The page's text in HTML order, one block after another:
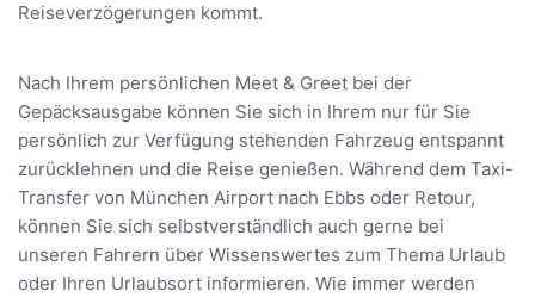
Reiseverzögerungen kommt.
Nach Ihrem persönlichen Meet & Greet bei der
Gepäcksausgabe können Sie sich in Ihrem nur für Sie
persönlich zur Verfügung stehenden Fahrzeug entspannt
zurücklehnen und die Reise genießen. Während dem Taxi-
Transfer von München Airport nach Ebbs oder Retour,
können Sie sich selbstverständlich auch gerne bei
unseren Fahrern über Wissenswertes zum Thema Urlaub
oder Ihren Urlaubsort informieren. Wie immer werden